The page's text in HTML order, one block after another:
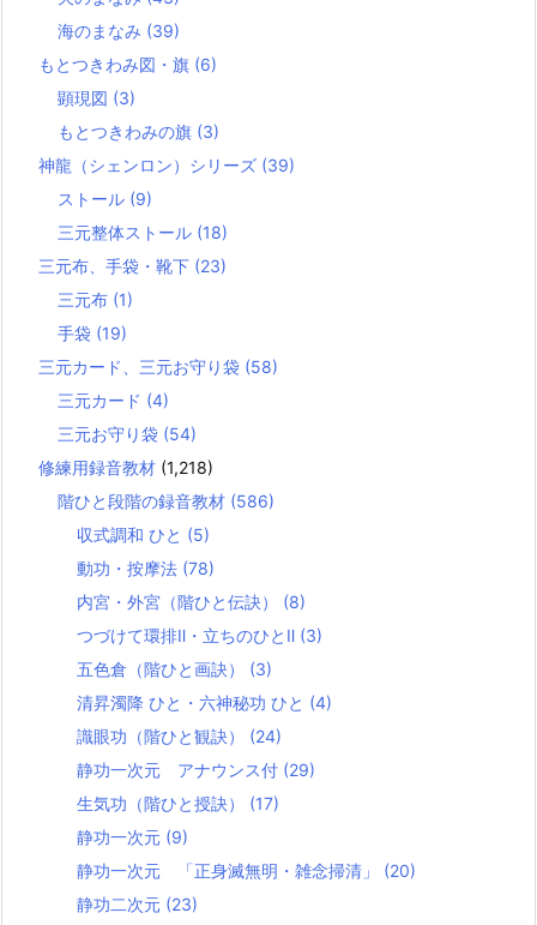
海のまなみ (39)
もとつきわみ図・旗 (6)
顕現図 (3)
もとつきわみの旗 (3)
神龍（シェンロン）シリーズ (39)
ストール (9)
三元整体ストール (18)
三元布、手袋・靴下 (23)
三元布 (1)
手袋 (19)
三元カード、三元お守り袋 (58)
三元カード (4)
三元お守り袋 (54)
修練用録音教材 (1,218)
階ひと段階の録音教材 (586)
収式調和 ひと (5)
動功・按摩法 (78)
内宮・外宮（階ひと伝訣） (8)
つづけて環排Ⅱ・立ちのひとⅡ (3)
五色倉（階ひと画訣） (3)
清昇濁降 ひと・六神秘功 ひと (4)
識眼功（階ひと観訣） (24)
静功一次元 アナウンス付 (29)
生気功（階ひと授訣） (17)
静功一次元 (9)
静功一次元 「正身滅無明・雑念掃清」 (20)
静功二次元 (23)